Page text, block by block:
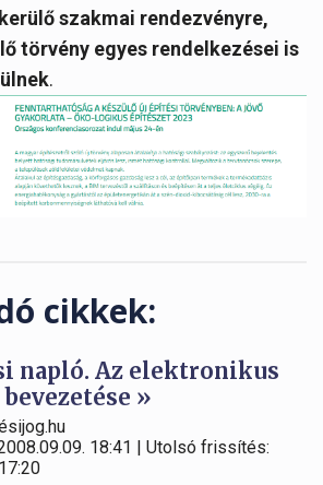
szakmai rendezvényre,
törvény egyes rendelkezései is
.
cikkek:
napló. Az elektronikus
»
18:41 | Utolsó frissítés: